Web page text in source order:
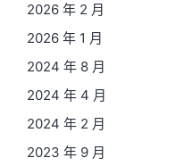
2026 年 2 月
2026 年 1 月
2024 年 8 月
2024 年 4 月
2024 年 2 月
2023 年 9 月